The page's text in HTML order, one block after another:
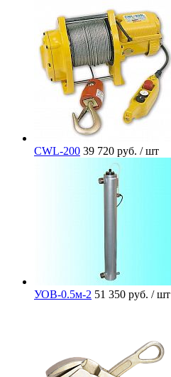
CWL-200 39 720 руб. / шт
УОВ-0.5м-2 51 350 руб. / шт